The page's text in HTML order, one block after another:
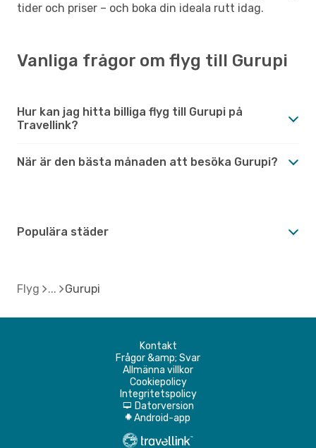
tider och priser – och boka din ideala rutt idag.
Vanliga frågor om flyg till Gurupi
Hur kan jag hitta billiga flyg till Gurupi på
Travellink?
När är den bästa månaden att besöka Gurupi?
Populära städer
Flyg Gurupi
Kontakt
Frågor &amp; Svar
Allmänna villkor
Cookiepolicy
Integritetspolicy
d Datorversion
A Android-app